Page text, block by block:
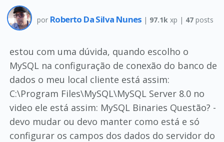
por Roberto Da Silva Nunes | 97.1k xp | 47 posts
estou com uma dúvida, quando escolho o
MySQL na configuração de conexão do banco de
dados o meu local cliente está assim:
C:\Program Files\MySQL\MySQL Server 8.0 no
video ele está assim: MySQL Binaries Questão? -
devo mudar ou devo manter como está e só
configurar os campos dos dados do servidor do